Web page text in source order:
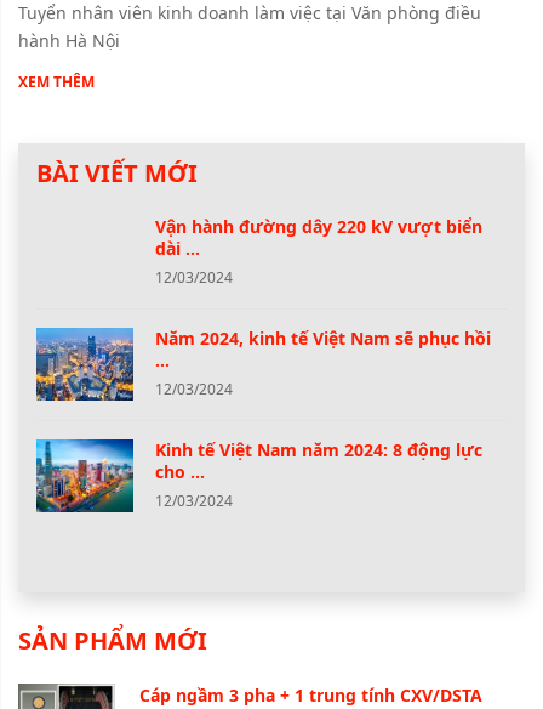
Tuyển nhân viên kinh doanh làm việc tại Văn phòng điều
hành Hà Nội
XEM THÊM
BÀI VIẾT MỚI
Vận hành đường dây 220 kV vượt biển
dài ...
12/03/2024
Năm 2024, kinh tế Việt Nam sẽ phục hồi
...
12/03/2024
Kinh tế Việt Nam năm 2024: 8 động lực
cho ...
12/03/2024
SẢN PHẨM MỚI
Cáp ngầm 3 pha + 1 trung tính CXV/DSTA